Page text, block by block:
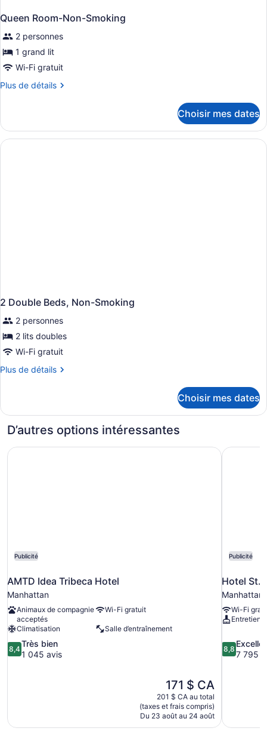
Queen Room-Non-Smoking
2 personnes
1 grand lit
Wi-Fi gratuit
Plus de détails
Plus
Queen
Room-
Non-
Choisir mes dates
2 Double Beds, Non-Smoking
2 personnes
2 lits doubles
Wi-Fi gratuit
Plus de détails
Plus
2
Beds,
Smoking
Choisir mes dates
D’autres options intéressantes
Publicité
AMTD Idea Tribeca Hotel
Manhattan
Animaux de compagnie
acceptés
Wi-Fi gratuit
Climatisation Salle d’entraînement
8.4
sur
8,4
Très bien
1 045 avis
Le
prix
est
de
171 $ CA
171 $ CA
201 $ CA au total
(taxes et frais compris)
Du 23 août au 24 août
AMTD Idea Tribeca Hotel
Publicité
Hotel St.
Manhattan
Wi-Fi
Entretien
8.8
sur
8,8
7 795
Hotel St.